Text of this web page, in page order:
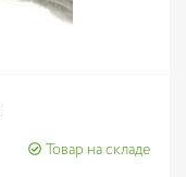
Товар на складе